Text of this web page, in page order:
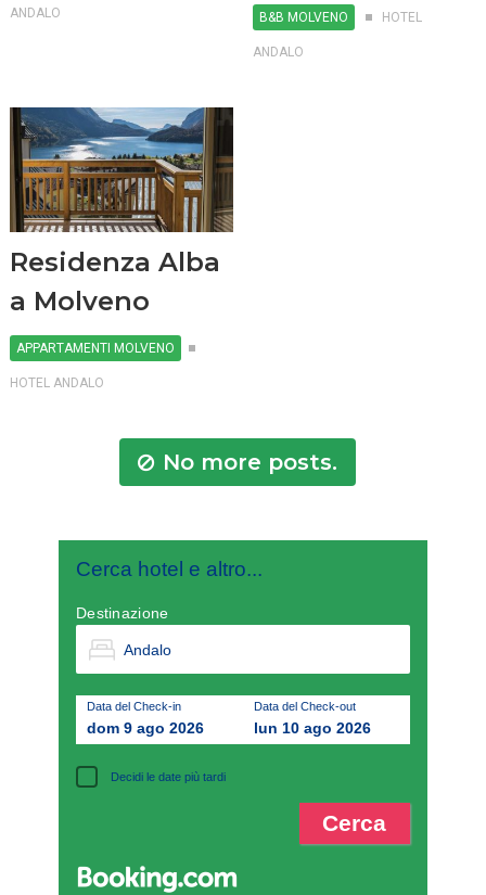
ANDALO B&B MOLVENO HOTEL
ANDALO
Residenza Alba
a Molveno
APPARTAMENTI MOLVENO
HOTEL ANDALO
No more posts.
Cerca hotel e altro...
Destinazione
Data del Check-in
dom 9 ago 2026
Data del Check-out
lun 10 ago 2026
Decidi le date più tardi